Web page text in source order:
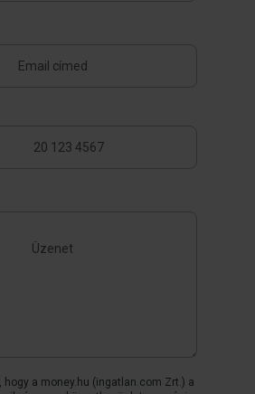
hogy a money.hu (ingatlan.com Zrt.) a